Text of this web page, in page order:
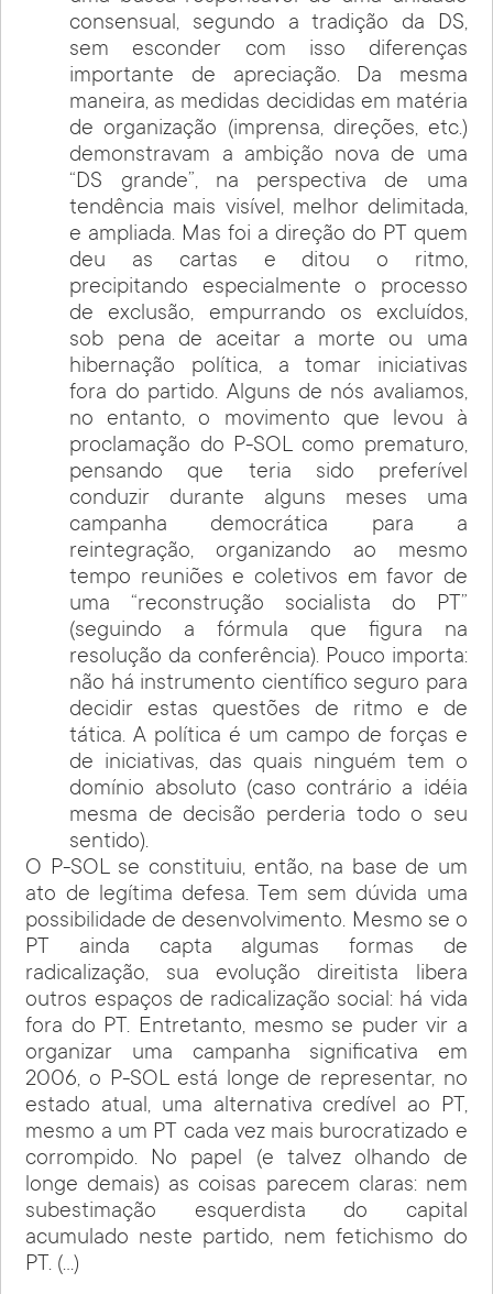
consensual, segundo a tradição da DS,
sem esconder com isso diferenças
importante de apreciação. Da mesma
maneira, as medidas decididas em matéria
de organização (imprensa, direções, etc.)
demonstravam a ambição nova de uma
“DS grande”, na perspectiva de uma
tendência mais visível, melhor delimitada,
e ampliada. Mas foi a direção do PT quem
deu as cartas e ditou o ritmo,
precipitando especialmente o processo
de exclusão, empurrando os excluídos,
sob pena de aceitar a morte ou uma
hibernação política, a tomar iniciativas
fora do partido. Alguns de nós avaliamos,
no entanto, o movimento que levou à
proclamação do P-SOL como prematuro,
pensando que teria sido preferível
conduzir durante alguns meses uma
campanha democrática para a
reintegração, organizando ao mesmo
tempo reuniões e coletivos em favor de
uma “reconstrução socialista do PT”
(seguindo a fórmula que figura na
resolução da conferência). Pouco importa:
não há instrumento científico seguro para
decidir estas questões de ritmo e de
tática. A política é um campo de forças e
de iniciativas, das quais ninguém tem o
domínio absoluto (caso contrário a idéia
mesma de decisão perderia todo o seu
sentido).
O P-SOL se constituiu, então, na base de um
ato de legítima defesa. Tem sem dúvida uma
possibilidade de desenvolvimento. Mesmo se o
PT ainda capta algumas formas de
radicalização, sua evolução direitista libera
outros espaços de radicalização social: há vida
fora do PT. Entretanto, mesmo se puder vir a
organizar uma campanha significativa em
2006, o P-SOL está longe de representar, no
estado atual, uma alternativa credível ao PT,
mesmo a um PT cada vez mais burocratizado e
corrompido. No papel (e talvez olhando de
longe demais) as coisas parecem claras: nem
subestimação esquerdista do capital
acumulado neste partido, nem fetichismo do
PT. (…)